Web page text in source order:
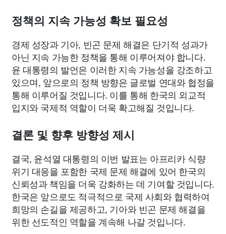
정책의 지속 가능성 확보 필요성
경제 성장과 기아, 빈곤 문제 해결은 단기적 성과가
아닌 지속 가능한 정책을 통해 이루어져야 합니다.
윤 대통령의 발언은 이러한 지속 가능성을 강조하고
있으며, 앞으로의 정책 방향은 글로벌 연대와 협정을
통해 이루어질 것입니다. 이를 통해 한국의 외교적
입지와 국제적 역할이 더욱 확고해질 것입니다.
결론 및 향후 방향성 제시
결국, 윤석열 대통령의 이번 발표는 아프리카 식량
위기 대응을 포함한 국제 문제 해결에 있어 한국의
신뢰성과 책임을 더욱 강화하는 데 기여할 것입니다.
한국은 앞으로도 적극적으로 국제 사회와 협력하여
희망의 손길을 제공하고, 기아와 빈곤 문제 해결을
위한 선도적인 역할을 계속해 나갈 것입니다.